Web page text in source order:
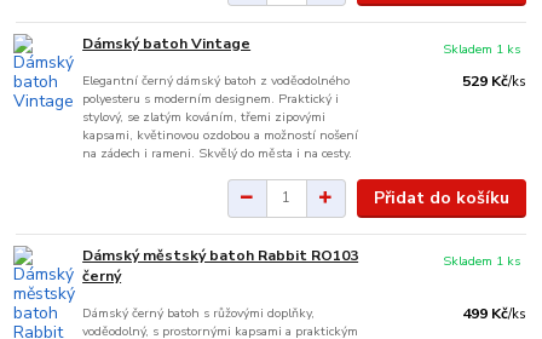
Dámský batoh Vintage
Elegantní černý dámský batoh z voděodolného
polyesteru s moderním designem. Praktický i
stylový, se zlatým kováním, třemi zipovými
kapsami, květinovou ozdobou a možností nošení
na zádech i rameni. Skvělý do města i na cesty.
529 Kč/ks
Skladem 1 ks
Přidat do košíku
Dámský městský batoh Rabbit RO103
černý
Dámský černý batoh s růžovými doplňky,
voděodolný, s prostornými kapsami a praktickým
499 Kč/ks
Skladem 1 ks